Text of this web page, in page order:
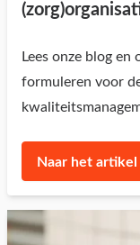
Lees onze blog
formuleren voor
Naar het artikel